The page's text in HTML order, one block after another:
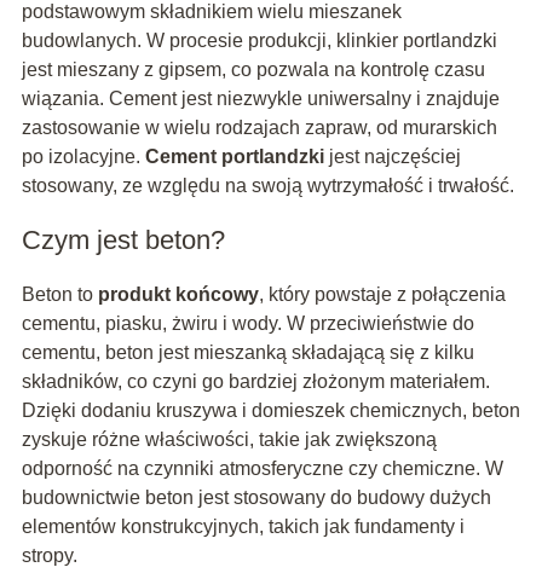
podstawowym składnikiem wielu mieszanek
budowlanych. W procesie produkcji, klinkier portlandzki
jest mieszany z gipsem, co pozwala na kontrolę czasu
wiązania. Cement jest niezwykle uniwersalny i znajduje
zastosowanie w wielu rodzajach zapraw, od murarskich
po izolacyjne. Cement portlandzkijest najczęściej
stosowany, ze względu na swoją wytrzymałość i trwałość.
Czym jest beton?
Beton to produkt końcowy, który powstaje z połączenia
cementu, piasku, żwiru i wody. W przeciwieństwie do
cementu, beton jest mieszanką składającą się z kilku
składników, co czyni go bardziej złożonym materiałem.
Dzięki dodaniu kruszywa i domieszek chemicznych, beton
zyskuje różne właściwości, takie jak zwiększoną
odporność na czynniki atmosferyczne czy chemiczne. W
budownictwie beton jest stosowany do budowy dużych
elementów konstrukcyjnych, takich jak fundamenty i
stropy.